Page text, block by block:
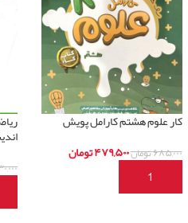
کار علوم هشتم کارامل پویش
۶۸۵,۰۰۰تومان۴۷۹,۵۰۰تومان
افزودن به سبد خرید